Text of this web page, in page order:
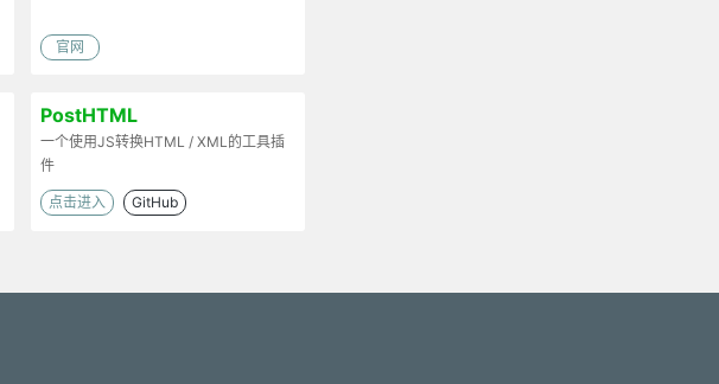
官网
PostHTML
一个使用JS转换HTML / XML的工具插
件
点击进入 GitHub